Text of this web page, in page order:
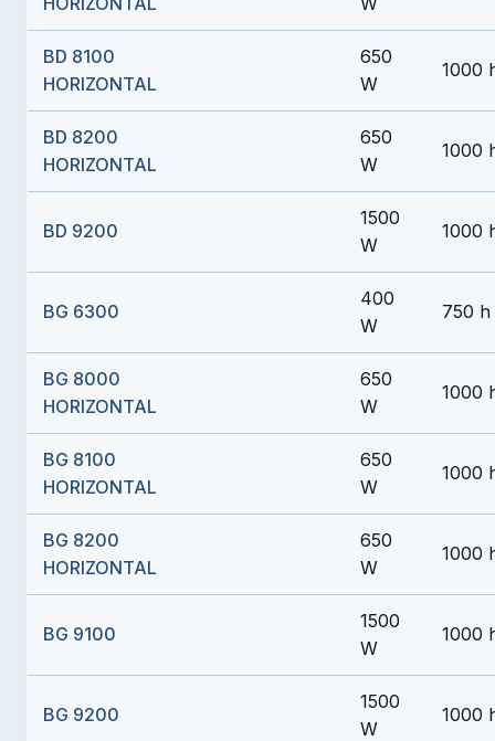
BD 8100
HORIZONTAL
650
W
1000
BD 8200
HORIZONTAL
650
W
1000
BD 9200
1500
W
1000
BG 6300
400
W
750 h
BG 8000
HORIZONTAL
650
W
1000
BG 8100
HORIZONTAL
650
W
1000
BG 8200
HORIZONTAL
650
W
1000
BG 9100
1500
W
1000
BG 9200
1500
W
1000